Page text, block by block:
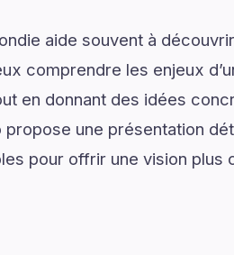
aide souvent à
comprendre les enjeux
en donnant des idées
une présentation
pour offrir une vision plus